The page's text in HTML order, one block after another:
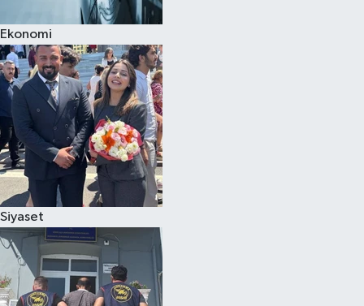
Ekonomi
Siyaset